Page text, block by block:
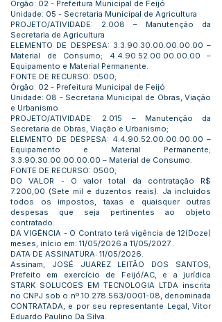
Órgão: 02 - Prefeitura Municipal de Feijó
Unidade: 05 - Secretaria Municipal de Agricultura
PROJETO/ATIVIDADE: 2.008 – Manutenção da
Secretaria de Agricultura
ELEMENTO DE DESPESA: 3.3.90.30.00.00.00.00 –
Material de Consumo;
4.4.90.52.00.00.00.00 –
Equipamento e Material Permanente.
FONTE DE RECURSO: 0500;
Órgão: 02 - Prefeitura Municipal de Feijó
Unidade: 08 - Secretaria Municipal de Obras, Viação
e Urbanismo
PROJETO/ATIVIDADE: 2.015 – Manutenção da
Secretaria de Obras, Viação e Urbanismo;
ELEMENTO DE DESPESA: 4.4.90.52.00.00.00.00 –
Equipamento e Material Permanente;
3.3.90.30.00.00.00.00 – Material de Consumo.
FONTE DE RECURSO: 0500;
DO VALOR - O valor total da contratação R$
7.200,00 (Sete mil e duzentos reais). Ja incluidos
todos os impostos, taxas e quaisquer outras
despesas que seja pertinentes ao objeto
contratado.
DA VIGÊNCIA - O Contrato terá vigência de 12(Doze)
meses, início em: 11/05/2026 a 11/05/2027.
DATA DE ASSINATURA: 11/05/2026.
Assinam, JOSÉ JUAREZ LEITÃO DOS SANTOS,
Prefeito em exercício de Feijó/AC, e a jurídica
STARK SOLUCOES EM TECNOLOGIA LTDA inscrita
no CNPJ sob o nº 10.278.563/0001-08, denominada
CONTRATADA, e por seu representante Legal, Vitor
Eduardo Paulino Da Silva.